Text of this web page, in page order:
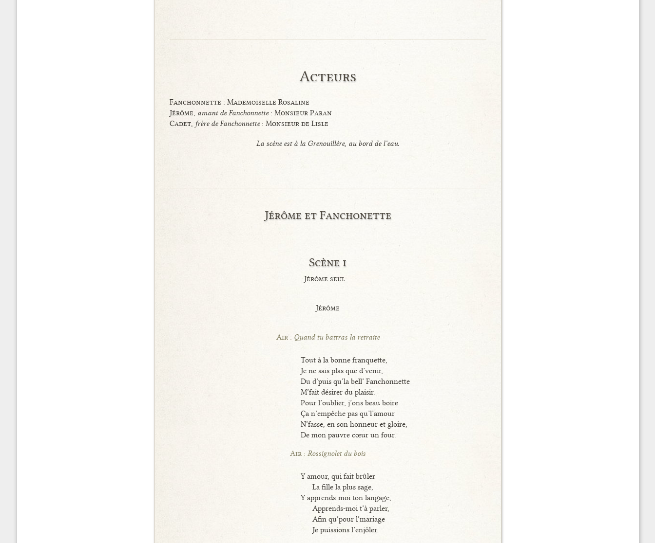
Acteurs
Fanchonnette : Mademoiselle Rosaline
Jérôme, amant de Fanchonnette: Monsieur Paran
Cadet, frère de Fanchonnette: Monsieur de Lisle
La scène est à la Grenouillère, au bord de l’eau.
Jérôme et Fanchonette
Scène i
Jérôme seul
Jérôme
Air : Quand tu battras la retraite
Tout à la bonne franquette,
Je ne sais plas que d’venir,
Du d’puis qu’la bell’ Fanchonnette
M’fait désirer du plaisir.
Pour l’oublier, j’ons beau boire
Ça n’empêche pas qu’l’amour
N’fasse, en son honneur et gloire,
De mon pauvre cœur un four.
Air :Rossignolet du bois
Y amour, qui fait brûler
La fille la plus sage,
Y apprends-moi ton langage,
Apprends-moi t’à parler,
Afin qu’pour l’mariage
Je puissions l’enjôler.